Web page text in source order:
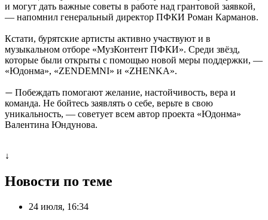
и могут дать важные советы в работе над грантовой заявкой,
— напомнил генеральный директор ПФКИ Роман Карманов.
Кстати, бурятские артисты активно участвуют и в
музыкальном отборе «МузКонтент ПФКИ». Среди звёзд,
которые были открыты с помощью новой меры поддержки, —
«Юдонма», «ZENDEMNI» и «ZHENKA».
— Побеждать помогают желание, настойчивость, вера и
команда. Не бойтесь заявлять о себе, верьте в свою
уникальность, — советует всем автор проекта «Юдонма»
Валентина Юндунова.
↓
Новости по теме
24 июля, 16:34